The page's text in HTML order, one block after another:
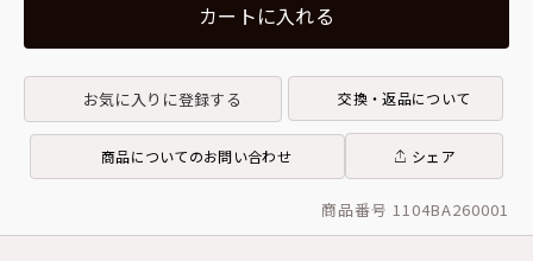
カートに入れる
お気に入りに登録する 交換・返品について
商品についてのお問い合わせ シェア
商品番号 1104BA260001